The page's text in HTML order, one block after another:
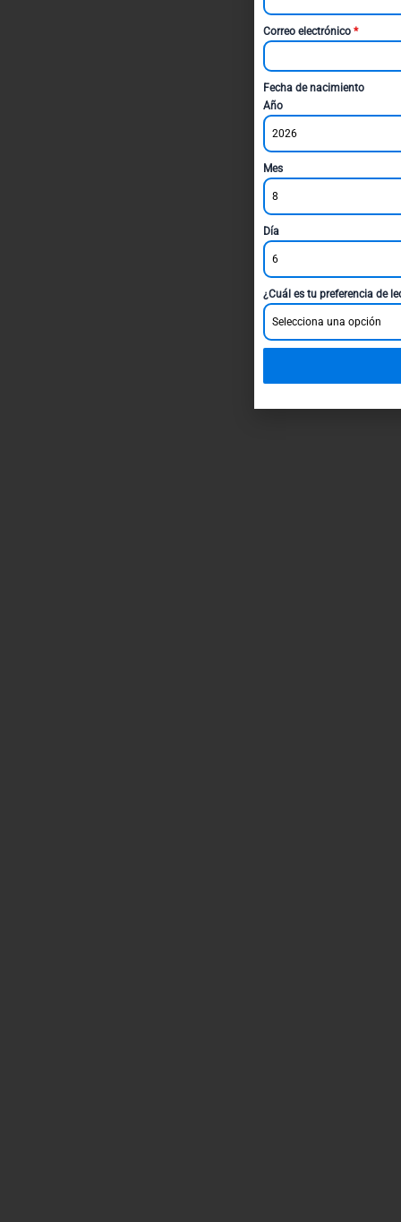
Correo electrónico *
Fecha de nacimiento
Año
2026
Mes
8
Día
6
¿Cuál es tu preferencia de
Selecciona una opción